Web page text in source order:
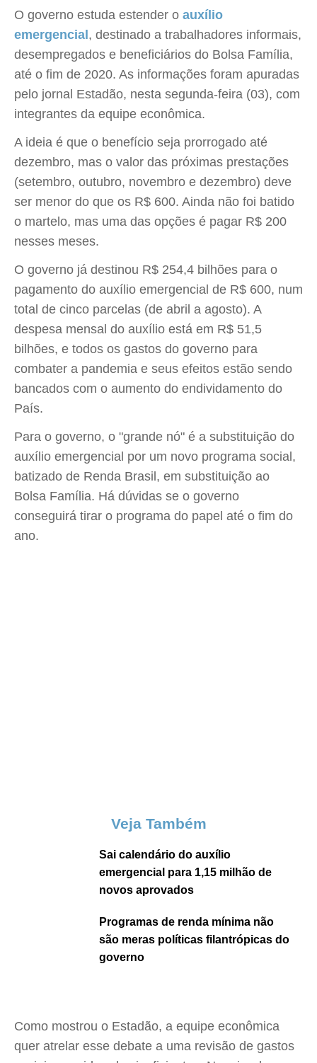
O governo estuda estender o auxílio
emergencial , destinado a trabalhadores informais,
desempregados e beneficiários do Bolsa Família,
até o fim de 2020. As informações foram apuradas
pelo jornal Estadão, nesta segunda-feira (03), com
integrantes da equipe econômica.
A ideia é que o benefício seja prorrogado até
dezembro, mas o valor das próximas prestações
(setembro, outubro, novembro e dezembro) deve
ser menor do que os R$ 600. Ainda não foi batido
o martelo, mas uma das opções é pagar R$ 200
nesses meses.
O governo já destinou R$ 254,4 bilhões para o
pagamento do auxílio emergencial de R$ 600, num
total de cinco parcelas (de abril a agosto). A
despesa mensal do auxílio está em R$ 51,5
bilhões, e todos os gastos do governo para
combater a pandemia e seus efeitos estão sendo
bancados com o aumento do endividamento do
País.
Para o governo, o "grande nó" é a substituição do
auxílio emergencial por um novo programa social,
batizado de Renda Brasil, em substituição ao
Bolsa Família. Há dúvidas se o governo
conseguirá tirar o programa do papel até o fim do
ano.
Veja Também
Sai calendário do auxílio
emergencial para 1,15 milhão de
novos aprovados
Programas de renda mínima não
são meras políticas filantrópicas do
governo
Como mostrou o Estadão, a equipe econômica
quer atrelar esse debate a uma revisão de gastos